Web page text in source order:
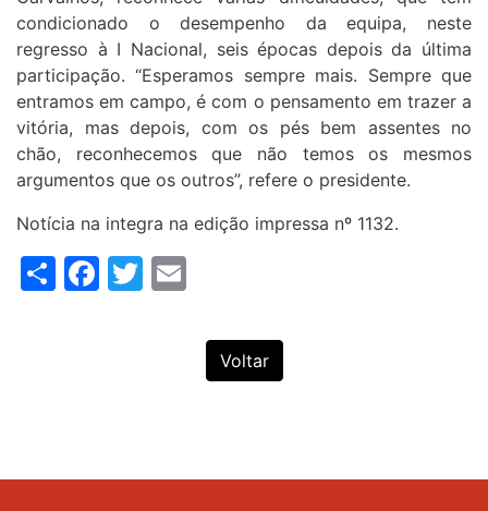
condicionado o desempenho da equipa, neste
regresso à I Nacional, seis épocas depois da última
participação. “Esperamos sempre mais. Sempre que
entramos em campo, é com o pensamento em trazer a
vitória, mas depois, com os pés bem assentes no
chão, reconhecemos que não temos os mesmos
argumentos que os outros”, refere o presidente.
Notícia na integra na edição impressa nº 1132.
ShareFacebook
Twitter
Voltar